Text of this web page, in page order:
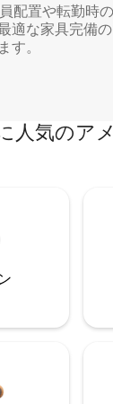
配置や転勤時
適な家具完備
す。
人気のア